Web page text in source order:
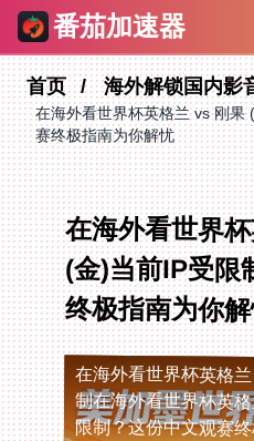
番茄加速器
首页 海外解锁国内影
在海外看世界杯英格兰 vs 刚果
赛终极指南为你解忧
在海外看世界
(金)当前IP受限
终极指南为你
在海外看世界杯英格
制在海外看世界杯英
限制？这份中文观赛